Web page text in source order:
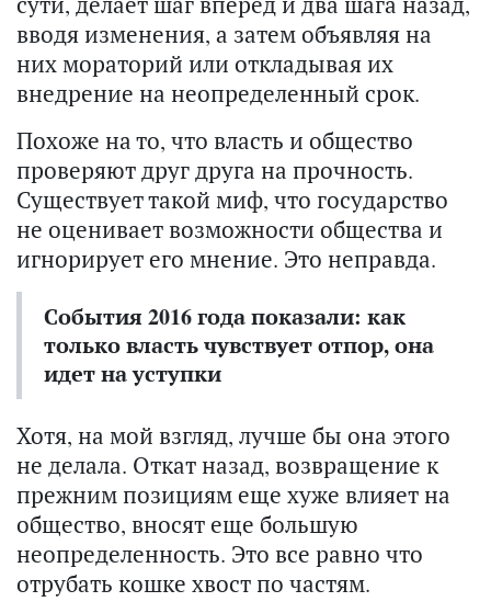
вводя изменения, а затем объявляя на
них мораторий или откладывая их
внедрение на неопределенный срок.
Похоже на то, что власть и общество
проверяют друг друга на прочность.
Существует такой миф, что государство
не оценивает возможности общества и
игнорирует его мнение. Это неправда.
События 2016 года показали: как
только власть чувствует отпор, она
идет на уступки
Хотя, на мой взгляд, лучше бы она этого
не делала. Откат назад, возвращение к
прежним позициям еще хуже влияет на
общество, вносят еще большую
неопределенность. Это все равно что
отрубать кошке хвост по частям.